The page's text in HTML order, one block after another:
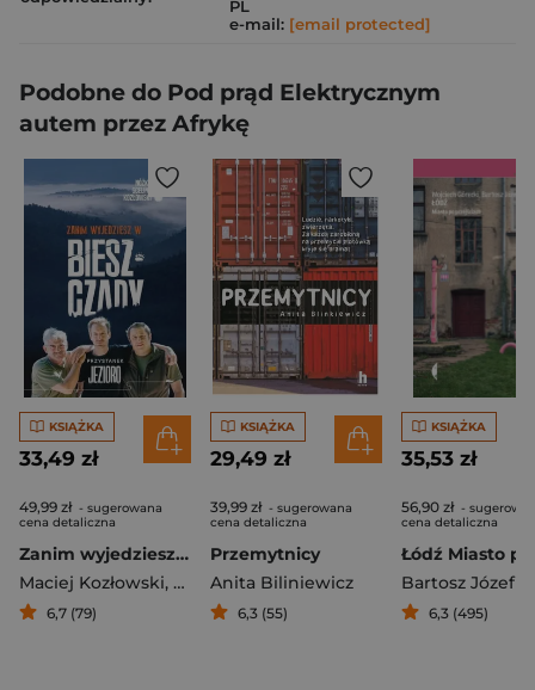
PL
e-mail: [email protected]
Podobne do Pod prąd Elektrycznym
autem przez Afrykę
KSIĄŻKA
33,49 zł
49,99 zł - sugerowana
cena detaliczna
Zanim wyjedziesz w Bieszczady. Przystanek jezioro
Maciej Kozłowski, Kazimierz Nóżka,Marcin Scelina
6,7 (79)
KSIĄŻKA
29,49 zł
39,99 zł - sugerowana
cena detaliczna
Przemytnicy
Anita Biliniewicz
6,3 (55)
KSIĄŻKA
35,53 zł
56,90 zł -
cena detaliczna
Bartosz
6,3 (495)